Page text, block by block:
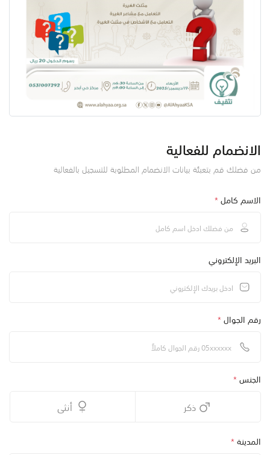
الانضمام للفعالية
من فضلك قم بتعبئة بيانات الانضمام المطلوبة للتسجيل بالفعالية
الاسم كامل*
البريد الإلكتروني
رقم الجوال*
الجنس*
ذكر أنثى
المدينة*